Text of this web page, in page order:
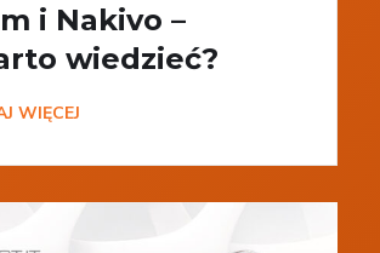
i Nakivo –
wiedzieć?
WIĘCEJ